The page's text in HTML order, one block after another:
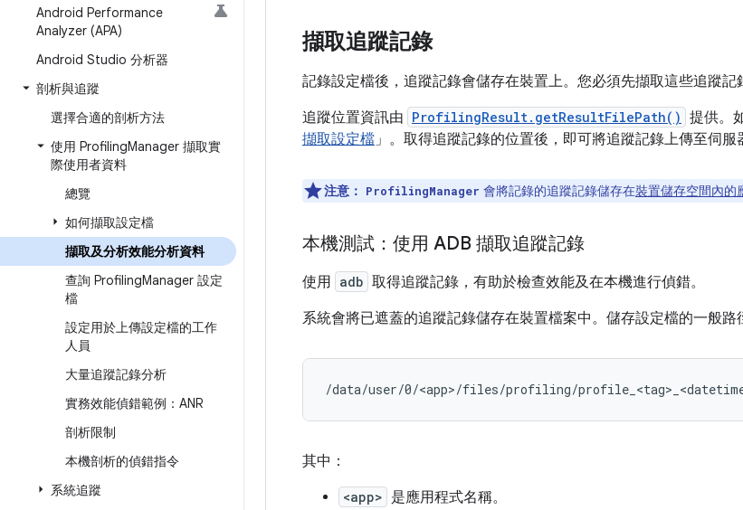
Android Performance
Analyzer (APA)
Android Studio 分析器
剖析與追蹤
選擇合適的剖析方法
使用 ProfilingManager 擷取實
際使用者資料
總覽
如何擷取設定檔
擷取及分析效能分析資料
查詢 ProfilingManager 設定
檔
設定用於上傳設定檔的工作
人員
大量追蹤記錄分析
實務效能偵錯範例：ANR
剖析限制
本機剖析的偵錯指令
系統追蹤
擷取追蹤記錄
記錄設定檔後，追蹤記錄會儲存在裝置上。您必須先擷取這些追蹤記
追蹤位置資訊由 ProfilingResult.getResultFilePath() 提供。
擷取設定檔」。取得追蹤記錄的位置後，即可將追蹤記錄上傳至伺服
注意： ProfilingManager 會將記錄的追蹤記錄儲存在裝置儲存空間內的
本機測試：使用 ADB 擷取追蹤記錄
使用 adb 取得追蹤記錄，有助於檢查效能及在本機進行偵錯。
系統會將已遮蓋的追蹤記錄儲存在裝置檔案中。儲存設定檔的一般路
其中：
<app> 是應用程式名稱。